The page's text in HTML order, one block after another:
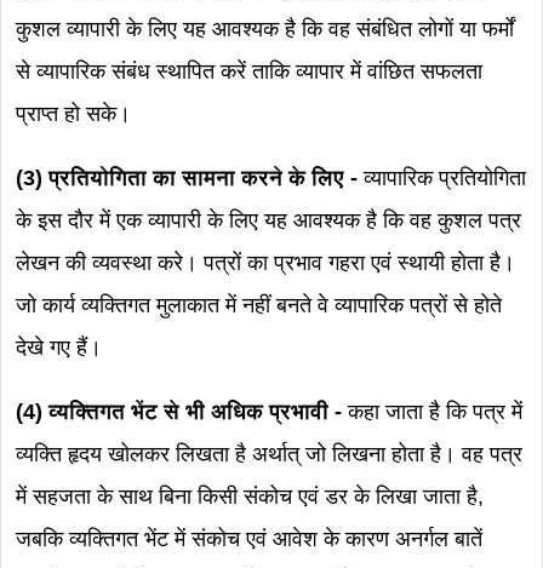
कुशल व्यापारी के लिए यह आवश्यक है कि वह संबंधित लोगों या फर्मों
से व्यापारिक संबंध स्थापित करें ताकि व्यापार में वांछित सफलता
प्राप्त हो सके।
(3) प्रतियोगिता का सामना करने के लिए - व्यापारिक प्रतियोगिता
के इस दौर में एक व्यापारी के लिए यह आवश्यक है कि वह कुशल पत्र
लेखन की व्यवस्था करे। पत्रों का प्रभाव गहरा एवं स्थायी होता है।
जो कार्य व्यक्तिगत मुलाकात में नहीं बनते वे व्यापारिक पत्रों से होते
देखे गए हैं।
(4) व्यक्तिगत भेंट से भी अधिक प्रभावी - कहा जाता है कि पत्र में
व्यक्ति हृदय खोलकर लिखता है अर्थात् जो लिखना होता है। वह पत्र
में सहजता के साथ बिना किसी संकोच एवं डर के लिखा जाता है,
जबकि व्यक्तिगत भेंट में संकोच एवं आवेश के कारण अनर्गल बातें